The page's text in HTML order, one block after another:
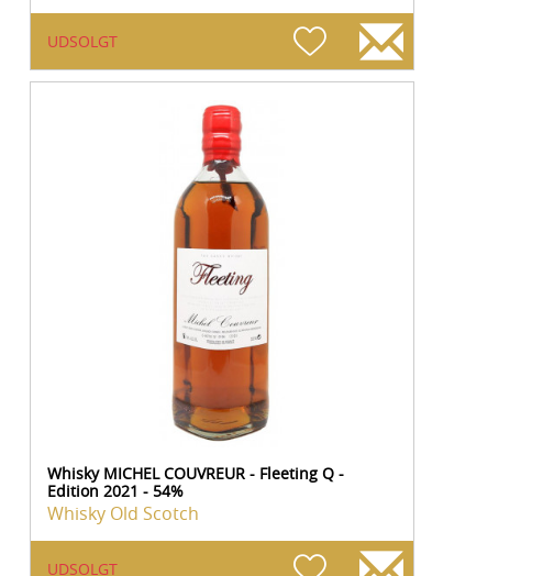
UDSOLGT
Whisky MICHEL COUVREUR - Fleeting Q -
Edition 2021 - 54%
Whisky Old Scotch
UDSOLGT